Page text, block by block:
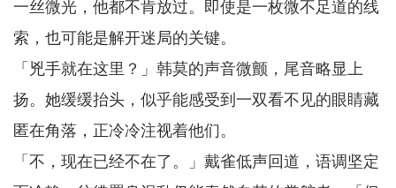
一丝微光，他都不肯放过。即使是一枚微不足道的线
索，也可能是解开迷局的关键。
「兇手就在这里？」韩莫的声音微颤，尾音略显上
扬。她缓缓抬头，似乎能感受到一双看不见的眼睛藏
匿在角落，正冷冷注视着他们。
「不，现在已经不在了。」戴雀低声回道，语调坚定